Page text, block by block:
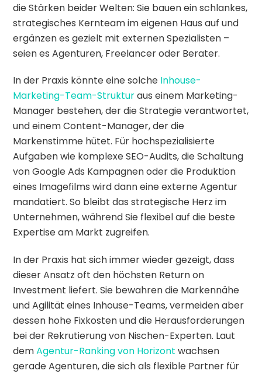
die Stärken beider Welten: Sie bauen ein schlankes,
strategisches Kernteam im eigenen Haus auf und
ergänzen es gezielt mit externen Spezialisten –
seien es Agenturen, Freelancer oder Berater.
In der Praxis könnte eine solche Inhouse-
Marketing-Team-Strukturaus einem Marketing-
Manager bestehen, der die Strategie verantwortet,
und einem Content-Manager, der die
Markenstimme hütet. Für hochspezialisierte
Aufgaben wie komplexe SEO-Audits, die Schaltung
von Google Ads Kampagnen oder die Produktion
eines Imagefilms wird dann eine externe Agentur
mandatiert. So bleibt das strategische Herz im
Unternehmen, während Sie flexibel auf die beste
Expertise am Markt zugreifen.
In der Praxis hat sich immer wieder gezeigt, dass
dieser Ansatz oft den höchsten Return on
Investment liefert. Sie bewahren die Markennähe
und Agilität eines Inhouse-Teams, vermeiden aber
dessen hohe Fixkosten und die Herausforderungen
bei der Rekrutierung von Nischen-Experten. Laut
demAgentur-Ranking von Horizont wachsen
gerade Agenturen, die sich als flexible Partner für